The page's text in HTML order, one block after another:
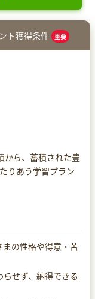
ト獲得条件 重要
から、蓄積された豊
りあう学習プラン
まの性格や得意・苦
らせず、納得できる